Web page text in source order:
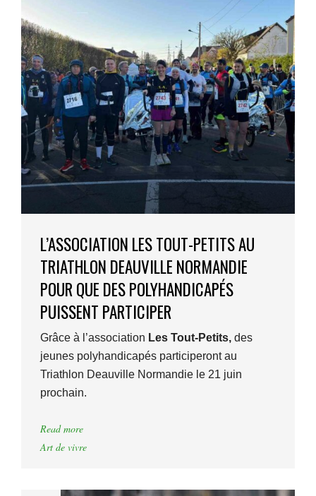
L’ASSOCIATION LES TOUT-PETITS AU
TRIATHLON DEAUVILLE NORMANDIE
POUR QUE DES POLYHANDICAPÉS
PUISSENT PARTICIPER
Grâce à l’association Les Tout-Petits, des
jeunes polyhandicapés participeront au
Triathlon Deauville Normandie le 21 juin
prochain.
Read more
Art de vivre